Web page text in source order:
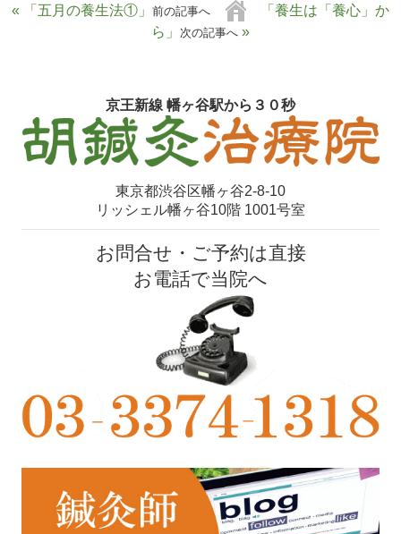
« 「五月の養生法①」 前の記事へ
「養生は「養心」か
ら」
次の記事へ »
京王新線 幡ヶ谷駅から３０秒
東京都渋谷区幡ヶ谷2-8-10
リッシェル幡ヶ谷10階 1001号室
お問合せ・ご予約は直接
お電話で当院へ